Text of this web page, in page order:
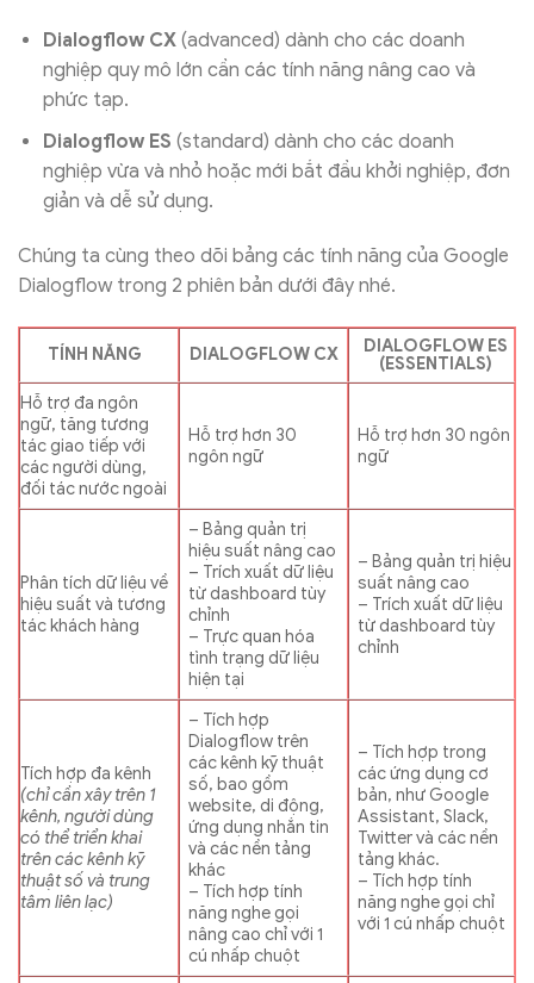
Dialogflow CX(advanced) dành cho các doanh
nghiệp quy mô lớn cần các tính năng nâng cao và
phức tạp.
Dialogflow ES (standard) dành cho các doanh
nghiệp vừa và nhỏ hoặc mới bắt đầu khởi nghiệp, đơn
giản và dễ sử dụng.
Chúng ta cùng theo dõi bảng các tính năng của Google
Dialogflow trong 2 phiên bản dưới đây nhé.
TÍNH NĂNG DIALOGFLOW CX
DIALOGFLOW ES
(ESSENTIALS)
Hỗ trợ đa ngôn
ngữ, tăng tương
tác giao tiếp với
các người dùng,
đối tác nước ngoài
Hỗ trợ hơn 30
ngôn ngữ
Hỗ trợ hơn 30 ngôn
ngữ
Phân tích dữ liệu về
hiệu suất và tương
tác khách hàng
– Bảng quản trị
hiệu suất nâng cao
– Trích xuất dữ liệu
từ dashboard tùy
chỉnh
– Trực quan hóa
tình trạng dữ liệu
hiện tại
– Bảng quản trị hiệu
suất nâng cao
– Trích xuất dữ liệu
từ dashboard tùy
chỉnh
Tích hợp đa kênh
(chỉ cần xây trên 1
kênh, người dùng
có thể triển khai
trên các kênh kỹ
thuật số và trung
tâm liên lạc)
– Tích hợp
Dialogflow trên
các kênh kỹ thuật
số, bao gồm
website, di động,
ứng dụng nhắn tin
và các nền tảng
khác
– Tích hợp tính
năng nghe gọi
nâng cao chỉ với 1
cú nhấp chuột
– Tích hợp trong
các ứng dụng cơ
bản, như Google
Assistant, Slack,
Twitter và các nền
tảng khác.
– Tích hợp tính
năng nghe gọi chỉ
với 1 cú nhấp chuột